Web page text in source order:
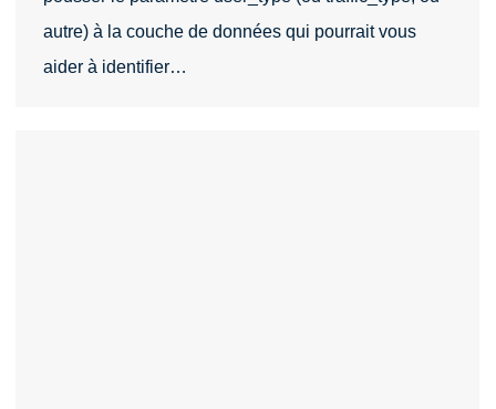
autre) à la couche de données qui pourrait vous
aider à identifier…